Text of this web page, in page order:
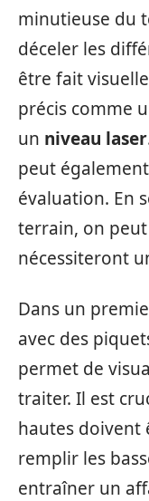
minutieuse du
déceler les
être fait
précis comme
un niveau laser
peut
évaluation. En
terrain, on
nécessiteront
Dans un
avec des
permet de
traiter. Il est
hautes doivent
remplir les
entraîner un